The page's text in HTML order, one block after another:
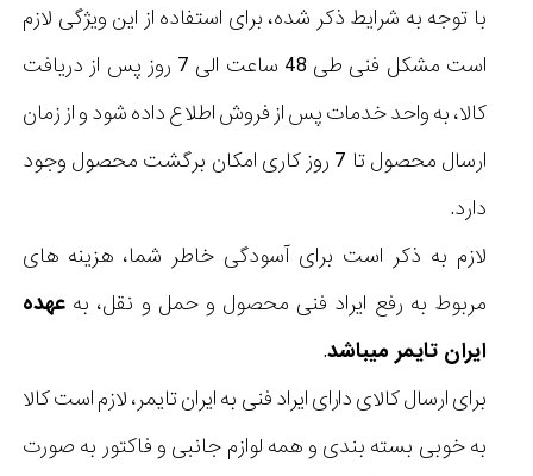
با توجه به شرایط ذکر شده، برای استفاده از این ویژگی لازم
است مشکل فنی طی 48 ساعت الی 7 روز پس از دریافت
کالا، به واحد خدمات پس از فروش اطلاع داده شود و از زمان
ارسال محصول تا 7 روز کاری امکان برگشت محصول وجود
دارد.
لازم به ذکر است برای آسودگی خاطر شما، هزینه های
مربوط به رفع ایراد فنی محصول و حمل و نقل، بهعهده
ایران تایمر میباشد.
برای ارسال کالای دارای ایراد فنی به ایران تایمر، لازم است کالا
به ‏خوبی بسته بندی و همه لوازم جانبی و فاکتور به صورت